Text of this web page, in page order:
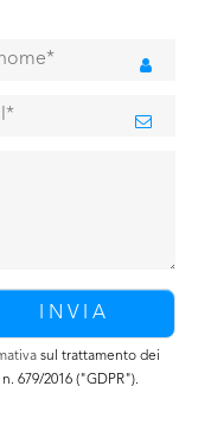
sul trattamento dei
679/2016 ("GDPR").